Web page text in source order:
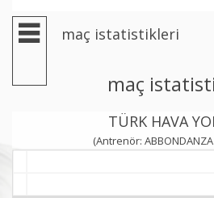
maç istatistikleri
maç
TÜRK HAVA
(Antrenör: ABBONDANZA